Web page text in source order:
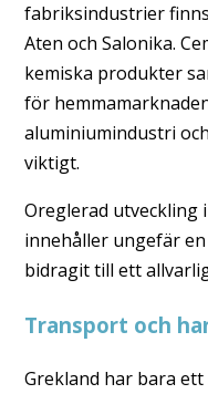
fabriksindustrier
Aten och Salonika.
kemiska produkter
för
aluminiumindustri
viktigt.
Oreglerad utveckling
innehåller ungefär
bidragit till ett
Transport och
Grekland har bara